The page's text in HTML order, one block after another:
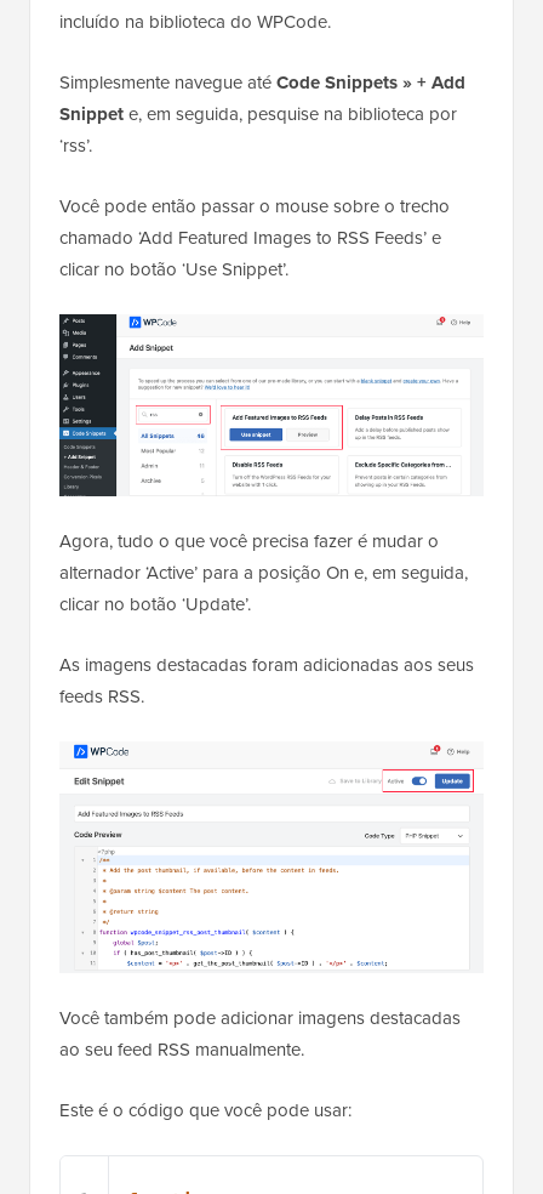
incluído na biblioteca do WPCode.
Simplesmente navegue atéCode Snippets » + Add
Snippete, em seguida, pesquise na biblioteca por
‘rss’.
Você pode então passar o mouse sobre o trecho
chamado ‘Add Featured Images to RSS Feeds’ e
clicar no botão ‘Use Snippet’.
Agora, tudo o que você precisa fazer é mudar o
alternador ‘Active’ para a posição On e, em seguida,
clicar no botão ‘Update’.
As imagens destacadas foram adicionadas aos seus
feeds RSS.
Você também pode adicionar imagens destacadas
ao seu feed RSS manualmente.
Este é o código que você pode usar: